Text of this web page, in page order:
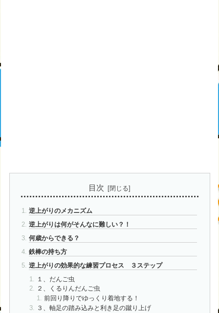
目次
逆上がりのメカニズム
逆上がりは何がそんなに難しい？！
何歳からできる？
鉄棒の持ち方
逆上がりの効果的な練習プロセス ３ステップ
１、だんご虫
２、くるりんだんご虫
前回り降りでゆっくり着地する！
３、軸足の踏み込みと利き足の蹴り上げ